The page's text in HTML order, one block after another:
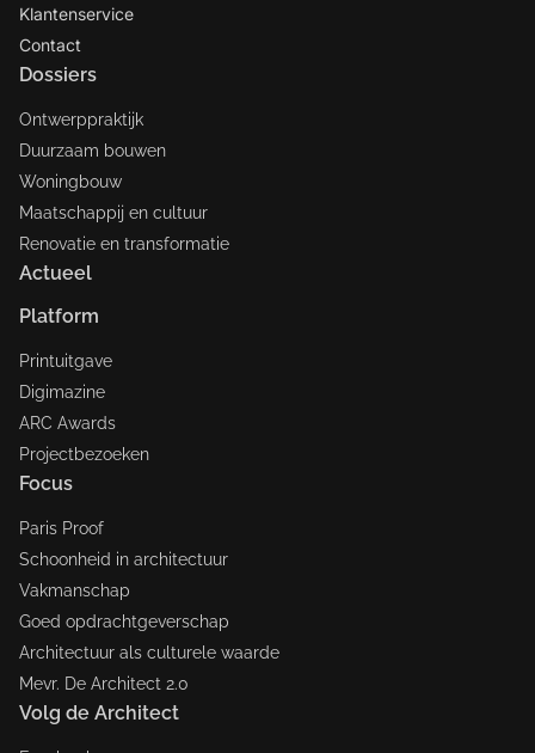
Klantenservice
Contact
Dossiers
Ontwerppraktijk
Duurzaam bouwen
Woningbouw
Maatschappij en cultuur
Renovatie en transformatie
Actueel
Platform
Printuitgave
Digimazine
ARC Awards
Projectbezoeken
Focus
Paris Proof
Schoonheid in architectuur
Vakmanschap
Goed opdrachtgeverschap
Architectuur als culturele waarde
Mevr. De Architect 2.0
Volg de Architect